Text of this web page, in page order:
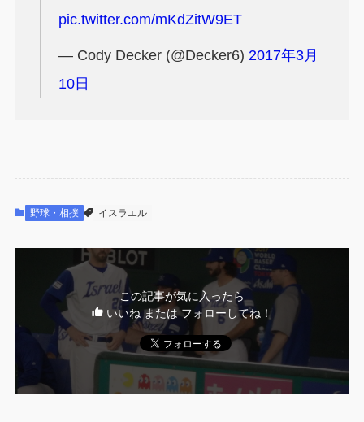
pic.twitter.com/mKdZitW9ET
— Cody Decker (@Decker6) 2017年3月
10日
野球・相撲 イスラエル
この記事が気に入ったら
いいね または フォローしてね！